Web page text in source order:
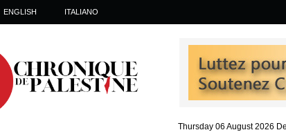
ENGLISH ITALIANO
Thursday 06 August 2026